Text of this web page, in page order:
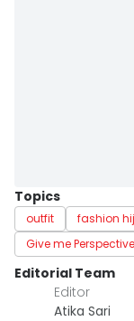
Topics
outfit fashion
Give me Perspective
Editorial Team
Editor
Atika Sari